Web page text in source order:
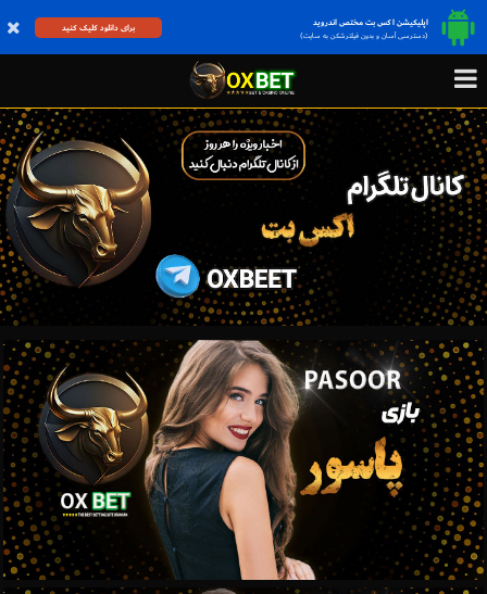
اپلیکیشن اکس بت مختص اندروید
(دسترسی آسان و بدون فیلترشکن به سایت)
برای دانلود کلیک کنید